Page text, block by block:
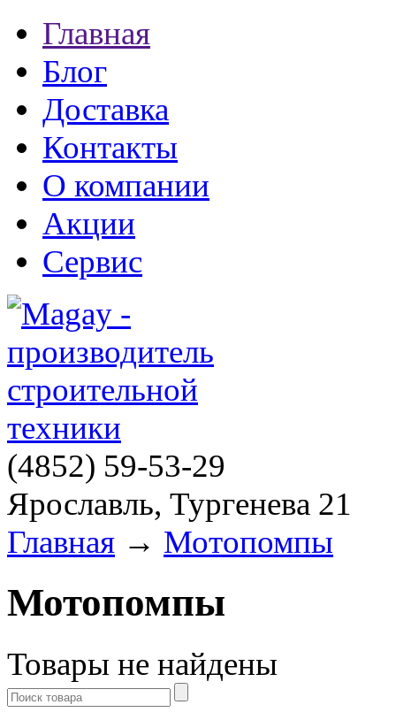
Главная
Блог
Доставка
Контакты
О компании
Акции
Сервис
(4852) 59-53-29
Ярославль, Тургенева 21
Главная → Мотопомпы
Мотопомпы
Товары не найдены